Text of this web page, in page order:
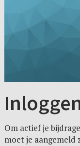
Om actief je
moet je aangemeld